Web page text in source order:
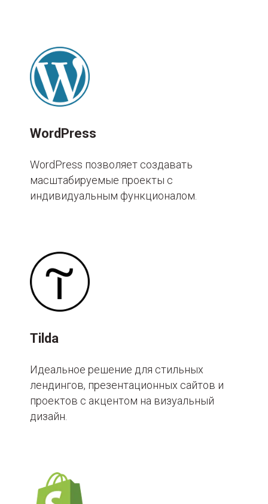
WordPress
WordPress позволяет создавать
масштабируемые проекты с
индивидуальным функционалом.
Tilda
Идеальное решение для стильных
лендингов, презентационных сайтов и
проектов с акцентом на визуальный
дизайн.